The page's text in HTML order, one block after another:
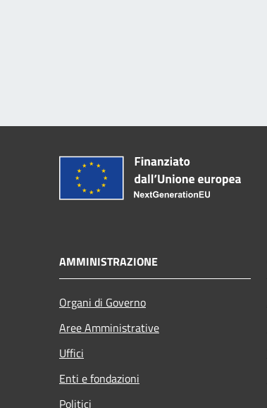
AMMINISTRAZIONE
Organi di Governo
Aree Amministrative
Uffici
Enti e fondazioni
Politici